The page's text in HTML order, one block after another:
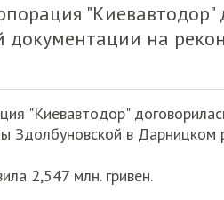
"Киевавтодор"
документации на
"Киевавтодор"
Здолбуновской в
2,547 млн. гривен.